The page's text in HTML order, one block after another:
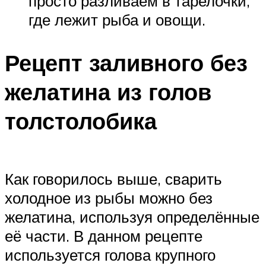
где лежит рыба и овощи.
Рецепт заливного без
желатина из голов
толстолобика
Как говорилось выше, сварить
холодное из рыбы можно без
желатина, используя определённые
её части. В данном рецепте
используется голова крупного